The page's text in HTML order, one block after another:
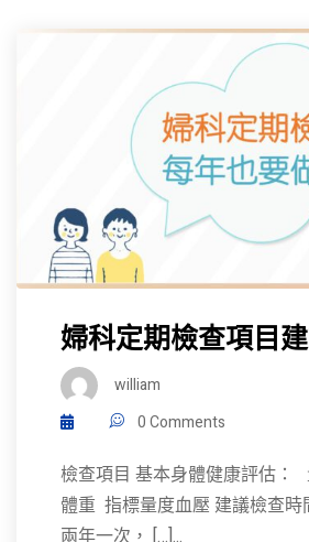
婦科定期檢查項目
william
0 Comments
檢查項目 基本身體健康評估
體重 指標量度血壓 建議檢查時
兩年一次， […]...